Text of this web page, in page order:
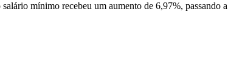
mínimo recebeu um aumento de 6,97%, passando